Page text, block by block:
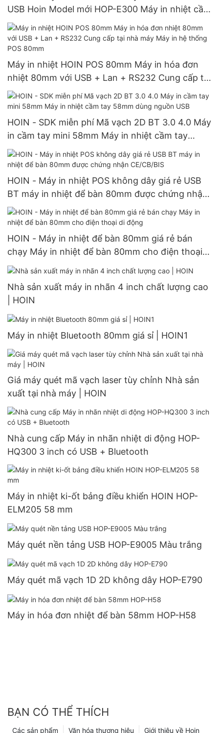
USB Hoin Model mới HOP-E300 Máy in nhiệt cầm
tay 80mm
Máy in nhiệt HOIN POS 80mm Máy in hóa đơn
nhiệt 80mm với USB + Lan + RS232 Cung cấp tại
nhà máy Máy in hệ thống POS 80mm
HOIN - SDK miễn phí Mã vạch 2D BT 3.0 4.0 Máy
in cầm tay mini 58mm Máy in nhiệt cầm tay
58mm dùng nguồn USB
HOIN - Máy in nhiệt POS không dây giá rẻ USB
BT máy in nhiệt để bàn 80mm được chứng nhận
CE/CB/BIS
HOIN - Máy in nhiệt để bàn 80mm giá rẻ bán
chạy Máy in nhiệt để bàn 80mm cho điện thoại
di động
Nhà sản xuất máy in nhãn 4 inch chất lượng cao
| HOIN
Máy in nhiệt Bluetooth 80mm giá sỉ | HOIN1
Giá máy quét mã vạch laser tùy chỉnh Nhà sản
xuất tại nhà máy | HOIN
Nhà cung cấp Máy in nhãn nhiệt di động HOP-
HQ300 3 inch có USB + Bluetooth
Máy in nhiệt ki-ốt bảng điều khiển HOIN HOP-
ELM205 58 mm
Máy quét nền tảng USB HOP-E9005 Màu trắng
Máy quét mã vạch 1D 2D không dây HOP-E790
Máy in hóa đơn nhiệt để bàn 58mm HOP-H58
BẠN CÓ THỂ THÍCH
Giới thiệu về Hoin
Văn hóa thương hiệu
Các sản phẩm